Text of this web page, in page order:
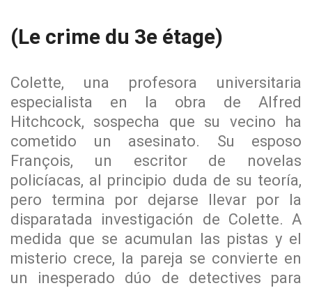
(Le crime du 3e étage)
Colette, una profesora universitaria
especialista en la obra de Alfred
Hitchcock, sospecha que su vecino ha
cometido un asesinato. Su esposo
François, un escritor de novelas
policíacas, al principio duda de su teoría,
pero termina por dejarse llevar por la
disparatada investigación de Colette. A
medida que se acumulan las pistas y el
misterio crece, la pareja se convierte en
un inesperado dúo de detectives para